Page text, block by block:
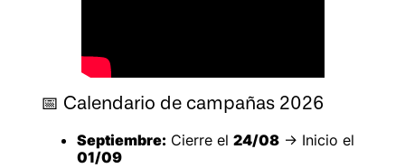
📅 Calendario de campañas 2026
Septiembre: Cierre el 24/08→ Inicio el
01/09